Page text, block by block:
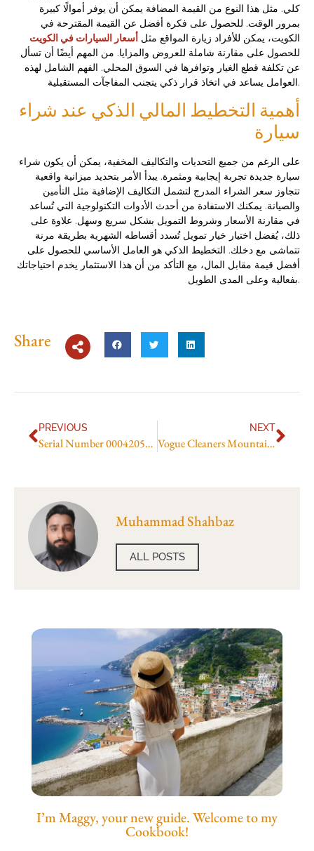
كلي. مثل هذا النوع من القيمة المضافة يمكن أن يوفر أموالًا كبيرة
بمرور الوقت. للحصول على فكرة أفضل عن القيمة المقترحة في
الكويت، يمكن للأفراد زيارة المواقع مثل أسعار السيارات في الكويت
للحصول على مقارنة شاملة للعروض والمزايا. من المهم أيضًا أن تسأل
عن تكلفة قطع الغيار وتوافرها في السوق المحلي. الفهم الشامل لهذه
العوامل يساعد في اتخاذ قرار ذكي يتجنب المفاجآت المستقبلية.
أهمية التخطيط المالي الذكي عند شراء
سيارة
على الرغم من جميع التحديات والتكاليف المخفية، يمكن أن يكون شراء
سيارة جديدة تجربة إيجابية ومثمرة. يبدأ الأمر بتحديد ميزانية واقعية
تتجاوز سعر الشراء المدرج لتشمل التكاليف الإضافية مثل التأمين
والصيانة. يمكنك الاستفادة من أحدث الأدوات التكنولوجية التي تُساعد
في مقارنة الأسعار وشروط التمويل بشكل سريع وسهل. علاوة على
ذلك، يُفضل اختيار خيار تمويل تُسدد أقساطه الشهرية بطريقة مرنة
تتماشى مع دخلك. التخطيط الذكي هو العامل الأساسي للحصول على
أفضل قيمة مقابل المال، مع التأكد من أن هذا الاستثمار يخدم احتياجاتك
بفعالية وعلى المدى الطويل.
Share
PREVIOUS
Serial Number 000420568 Cane
NEXT
Vogue Cleaners Mountain View
Muhammad Shahbaz
ALL POSTS
I’m Maggy, your new guide. Welcome to my
Cookbook!